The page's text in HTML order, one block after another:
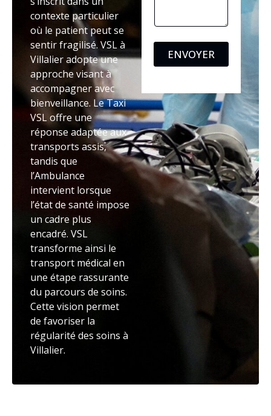
contexte particulier
où le patient peut se
sentir fragilisé. VSL à
Villalier adopte une
approche visant à
accompagner avec
bienveillance. Le Taxi
VSL offre une
réponse adaptée aux
transports assis,
tandis que
l’Ambulance
intervient lorsque
l’état de santé impose
un cadre plus
encadré. VSL
transforme ainsi le
transport médical en
une étape rassurante
du parcours de soins.
Cette vision permet
de favoriser la
régularité des soins à
Villalier.
ENVOYER